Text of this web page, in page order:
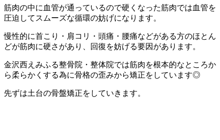
筋肉の中に血管が通っているので硬くなった筋肉では血管を
圧迫してスムーズな循環の妨げになります。
慢性的に首こり・肩コリ・頭痛・腰痛などがある方のほとん
どが筋肉に硬さがあり、回復を妨げる要因があります。
金沢西えみふる整骨院・整体院では筋肉を根本的なところか
ら柔らかくする為に骨格の歪みから矯正をしています◎
先ずは土台の骨盤矯正をしていきます。